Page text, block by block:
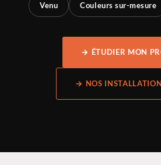
Venu Couleurs sur-mesure
→ ÉTUDIER MON
→ NOS